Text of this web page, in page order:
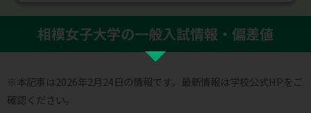
相模女子大学の一般入試情報・偏差値
※本記事は2026年2月24日の情報です。最新情報は学校公式HPをご
確認ください。